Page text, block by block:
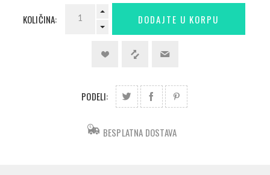
KOLIČINA:
PODELI:
BESPLATNA DOSTAVA